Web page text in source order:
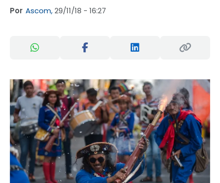
Por Ascom,29/11/18 - 16:27